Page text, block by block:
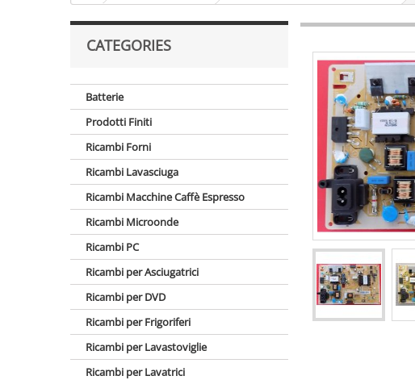
CATEGORIES
Batterie
Prodotti Finiti
Ricambi Forni
Ricambi Lavasciuga
Ricambi Macchine Caffè Espresso
Ricambi Microonde
Ricambi PC
Ricambi per Asciugatrici
Ricambi per DVD
Ricambi per Frigoriferi
Ricambi per Lavastoviglie
Ricambi per Lavatrici